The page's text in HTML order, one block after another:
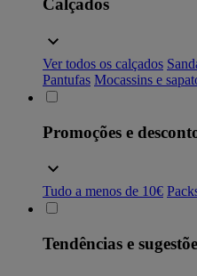
Calçados
Ver todos os calçados
Pantufas Mocassins e
Promoções e
Tudo a menos de 10€
Tendências e